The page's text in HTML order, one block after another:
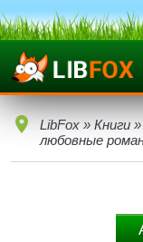
LibFox » Книги »
любовные